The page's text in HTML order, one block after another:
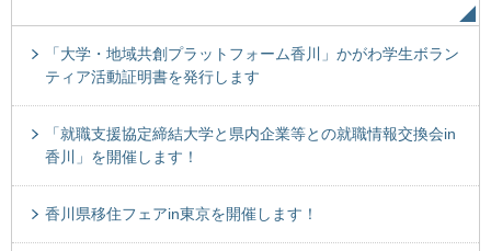
「大学・地域共創プラットフォーム香川」かがわ学生ボラン
ティア活動証明書を発行します
「就職支援協定締結大学と県内企業等との就職情報交換会in
香川」を開催します！
香川県移住フェアin東京を開催します！